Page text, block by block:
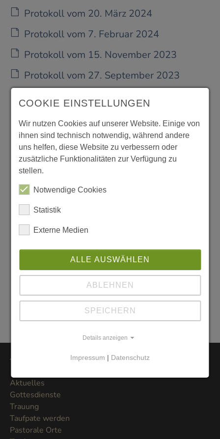
Protokoll vom 20. März 2024
Protokoll vom 7. Februar 2024
Protokoll vom 15. November 2023
Protokoll vom 27. September 2023
Protokoll vom 22. März 2023
Protokoll vom 7. Februar 2023
Protokoll vom 20. Oktober 2022
Protokoll vom 6. April 2022
Protokoll vom 24. März 2022
Protokoll vom 18. Januar 2022
Protokoll vom 29. November 2021
Themen
Aktuelles
Gottesdienste
Trauung
Taufpate werden
Pastorale Orte
COOKIE EINSTELLUNGEN
Wir nutzen Cookies auf unserer Website. Einige von
ihnen sind technisch notwendig, während andere
uns helfen, diese Website zu verbessern oder
zusätzliche Funktionalitäten zur Verfügung zu
stellen.
Notwendige Cookies
Statistik
Externe Medien
ALLE AUSWÄHLEN
ABLEHNEN
SPEICHERN
Details anzeigen
Impressum | Datenschutz